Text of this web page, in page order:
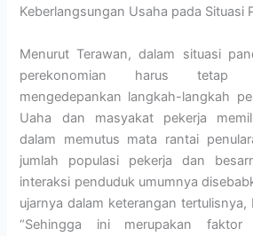
Keberlangsungan Usaha pada Situasi
Menurut Terawan, dalam situasi
perekonomian harus tetap
mengedepankan langkah-langkah
Uaha dan masyakat pekerja
dalam memutus mata rantai
jumlah populasi pekerja dan
interaksi penduduk umumnya
ujarnya dalam keterangan
“Sehingga ini merupakan